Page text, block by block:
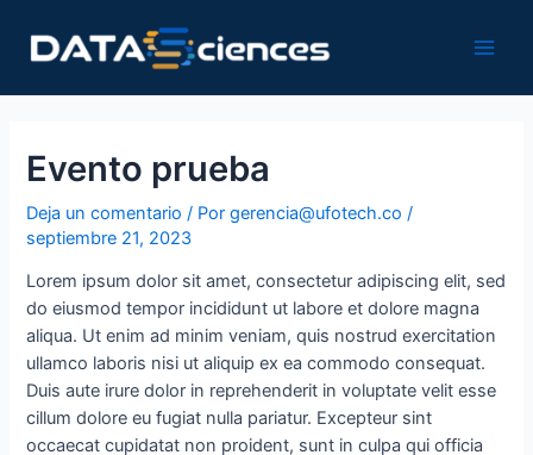
contenido
Evento prueba
Deja un comentario / Porgerencia@ufotech.co/
septiembre 21, 2023
Lorem ipsum dolor sit amet, consectetur adipiscing elit, sed
do eiusmod tempor incididunt ut labore et dolore magna
aliqua. Ut enim ad minim veniam, quis nostrud exercitation
ullamco laboris nisi ut aliquip ex ea commodo consequat.
Duis aute irure dolor in reprehenderit in voluptate velit esse
cillum dolore eu fugiat nulla pariatur. Excepteur sint
occaecat cupidatat non proident, sunt in culpa qui officia
de
entradas